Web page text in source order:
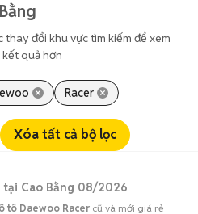
Bằng
đổi khu vực tìm kiếm để xem
quả hơn
Racer
Xóa tất cả bộ lọc
tại Cao Bằng 08/2026
tô Daewoo Racer cũ và mới giá rẻ